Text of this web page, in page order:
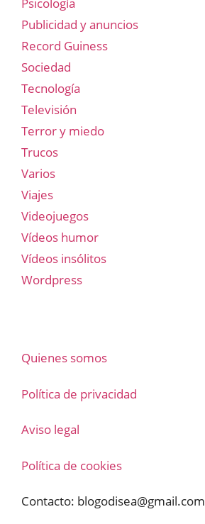
Psicología
Publicidad y anuncios
Record Guiness
Sociedad
Tecnología
Televisión
Terror y miedo
Trucos
Varios
Viajes
Videojuegos
Vídeos humor
Vídeos insólitos
Wordpress
Quienes somos
Política de privacidad
Aviso legal
Política de cookies
Contacto: blogodisea@gmail.com